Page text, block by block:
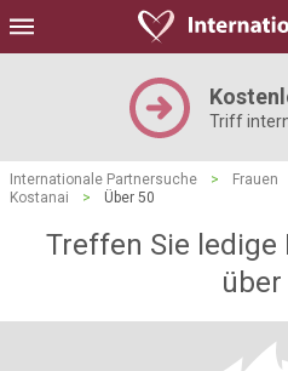
Triff
Internationale Partnersuche > Frauen
Kostanai
> Über 50
Treffen Sie ledige
über